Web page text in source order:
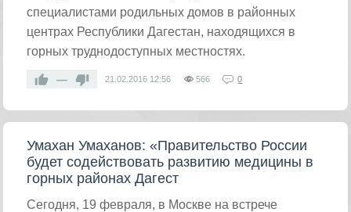
специалистами родильных домов в районных
центрах Республики Дагестан, находящихся в
горных труднодоступных местностях.
— 21.02.2016 12:56 566 0
Умахан Умаханов: «Правительство России
будет содействовать развитию медицины в
горных районах Дагест
Сегодня, 19 февраля, в Москве на встрече